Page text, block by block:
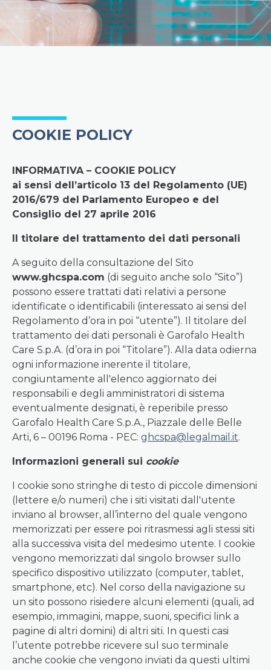
COOKIE POLICY
INFORMATIVA – COOKIE POLICY
ai sensi dell’articolo 13 del Regolamento (UE)
2016/679 del Parlamento Europeo e del
Consiglio del 27 aprile 2016
Il titolare del trattamento dei dati personali
A seguito della consultazione del Sito
www.ghcspa.com (di seguito anche solo “Sito”)
possono essere trattati dati relativi a persone
identificate o identificabili (interessato ai sensi del
Regolamento d’ora in poi “utente”). Il titolare del
trattamento dei dati personali è Garofalo Health
Care S.p.A. (d’ora in poi “Titolare”). Alla data odierna
ogni informazione inerente il titolare,
congiuntamente all'elenco aggiornato dei
responsabili e degli amministratori di sistema
eventualmente designati, è reperibile presso
Garofalo Health Care S.p.A., Piazzale delle Belle
Arti, 6 – 00196 Roma - PEC: ghcspa@legalmail.it.
Informazioni generali sui cookie
I cookie sono stringhe di testo di piccole dimensioni
(lettere e/o numeri) che i siti visitati dall'utente
inviano al browser, all’interno del quale vengono
memorizzati per essere poi ritrasmessi agli stessi siti
alla successiva visita del medesimo utente. I cookie
vengono memorizzati dal singolo browser sullo
specifico dispositivo utilizzato (computer, tablet,
smartphone, etc). Nel corso della navigazione su
un sito possono risiedere alcuni elementi (quali, ad
esempio, immagini, mappe, suoni, specifici link a
pagine di altri domini) di altri siti. In questi casi
l’utente potrebbe ricevere sul suo terminale
anche cookie che vengono inviati da questi ultimi